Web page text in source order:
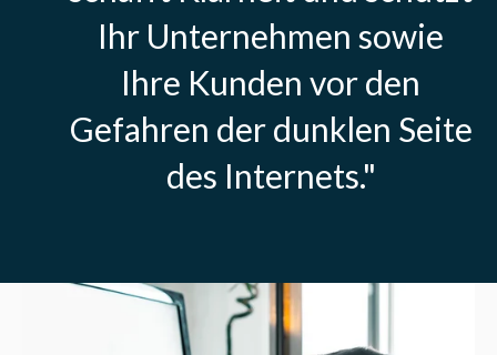
Ihr Unternehmen sowie
Ihre Kunden vor den
Gefahren der dunklen Seite
des Internets."